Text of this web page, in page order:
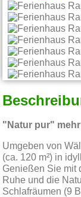
"Natur pur"
Umgeben von
(ca. 120 m²) in
Genießen Sie mit
Ruhe und die
Schlafräumen (9